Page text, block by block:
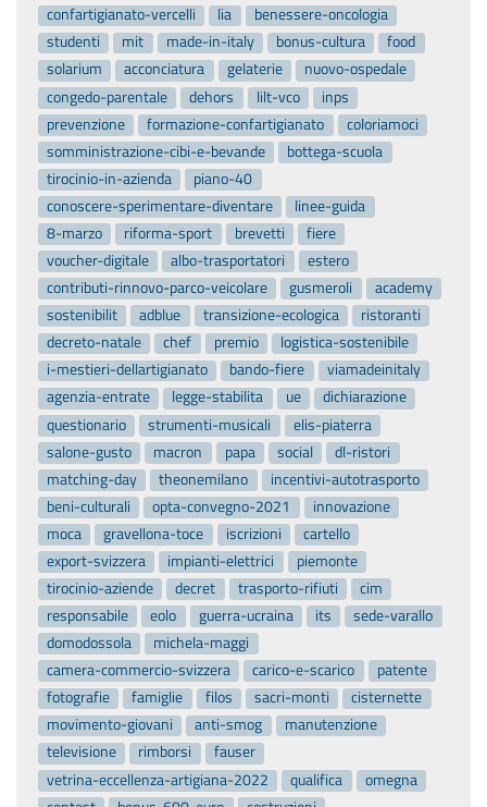
confartigianato-vercelli
lia
benessere-oncologia
studenti
mit made-in-italy bonus-cultura
food
solarium
acconciatura gelaterie
nuovo-ospedale
congedo-parentale
dehors lilt-vco
inps
prevenzione
formazione-confartigianato
coloriamoci
somministrazione-cibi-e-bevande
bottega-scuola
tirocinio-in-azienda
piano-40
conoscere-sperimentare-diventare
linee-guida
8-marzo
riforma-sport brevetti
fiere
voucher-digitale
albo-trasportatori
estero
contributi-rinnovo-parco-veicolare
gusmeroli
academy
sostenibilit
adblue transizione-ecologica
ristoranti
decreto-natale
chef premio
logistica-sostenibile
i-mestieri-dellartigianato
bando-fiere
viamadeinitaly
agenzia-entrate
legge-stabilita ue
dichiarazione
questionario
strumenti-musicali
elis-piaterra
salone-gusto
macron papa social
dl-ristori
matching-day
theonemilano
incentivi-autotrasporto
beni-culturali
opta-convegno-2021
innovazione
moca
gravellona-toce iscrizioni
cartello
export-svizzera
impianti-elettrici
piemonte
tirocinio-aziende
decret trasporto-rifiuti
cim
responsabile
eolo guerra-ucraina its
sede-varallo
domodossola
michela-maggi
camera-commercio-svizzera
carico-e-scarico
patente
fotografie
famiglie filos sacri-monti
cisternette
movimento-giovani
anti-smog
manutenzione
televisione
rimborsi
fauser
vetrina-eccellenza-artigiana-2022
qualifica
omegna